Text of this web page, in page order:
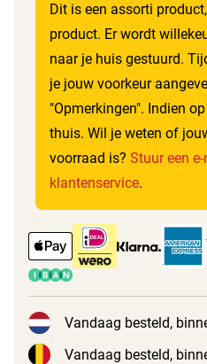
Dit is een assorti
product. Er wordt
naar je huis gestuurd.
je jouw voorkeur
"Opmerkingen". Indien
thuis. Wil je weten of
voorraad is? Stuur een
klantenservice.
Vandaag besteld,
Vandaag besteld,